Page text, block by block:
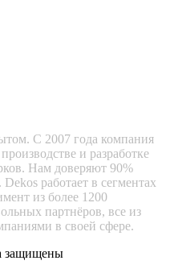
С 2007 года компания
и разработке
Нам доверяют 90%
работает в сегментах
из более 1200
партнёров, все из
в своей сфере.
защищены